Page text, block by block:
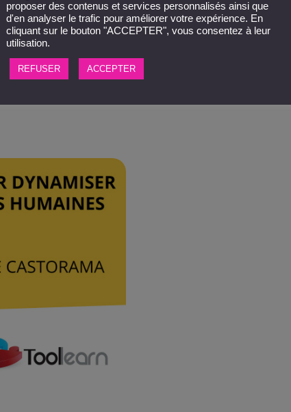
Démarrer un projet
proposer des contenus et services personnalisés ainsi que
d'en analyser le trafic pour améliorer votre expérience. En
cliquant sur le bouton "ACCEPTER", vous consentez à leur
utilisation.
REFUSER ACCEPTER